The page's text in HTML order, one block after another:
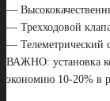
—
— Трехходовой
— Телеметрический
ВАЖНО: установка
экономию 10-20% в